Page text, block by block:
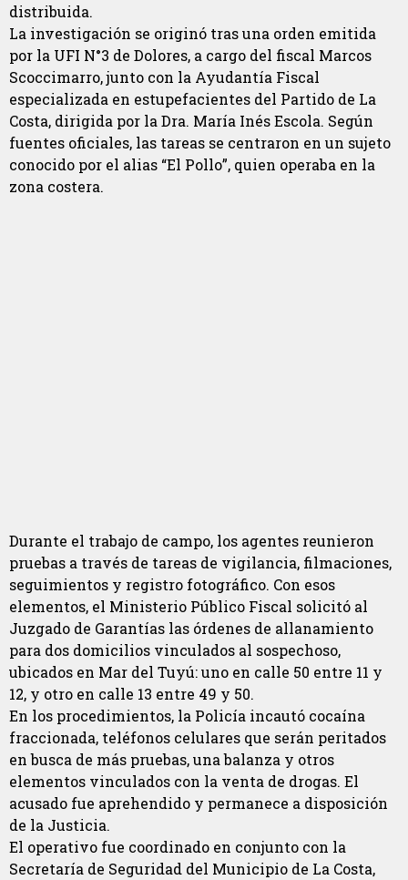
distribuida.
La investigación se originó tras una orden emitida
por la UFI N°3 de Dolores, a cargo del fiscal Marcos
Scoccimarro, junto con la Ayudantía Fiscal
especializada en estupefacientes del Partido de La
Costa, dirigida por la Dra. María Inés Escola. Según
fuentes oficiales, las tareas se centraron en un sujeto
conocido por el alias “El Pollo”, quien operaba en la
zona costera.
Durante el trabajo de campo, los agentes reunieron
pruebas a través de tareas de vigilancia, filmaciones,
seguimientos y registro fotográfico. Con esos
elementos, el Ministerio Público Fiscal solicitó al
Juzgado de Garantías las órdenes de allanamiento
para dos domicilios vinculados al sospechoso,
ubicados en Mar del Tuyú: uno en calle 50 entre 11 y
12, y otro en calle 13 entre 49 y 50.
En los procedimientos, la Policía incautó cocaína
fraccionada, teléfonos celulares que serán peritados
en busca de más pruebas, una balanza y otros
elementos vinculados con la venta de drogas. El
acusado fue aprehendido y permanece a disposición
de la Justicia.
El operativo fue coordinado en conjunto con la
Secretaría de Seguridad del Municipio de La Costa,